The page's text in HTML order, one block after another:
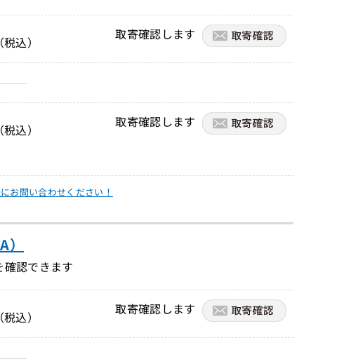
（税込） 取寄確認します
（税込） 取寄確認します
お問い合わせください！
認できます
（税込） 取寄確認します